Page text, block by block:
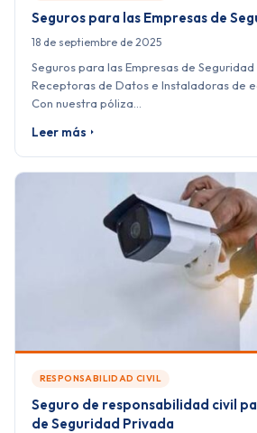
Seguros para las Empresas de
18 de septiembre de 2025
Seguros para las Empresas de
Receptoras de Datos e Instaladoras de
Con nuestra póliza…
Leer más
RESPONSABILIDAD CIVIL
Seguro de responsabilidad civil
de Seguridad Privada